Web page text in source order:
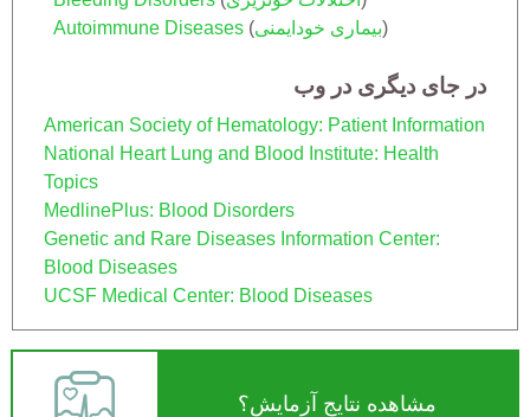
Autoimmune Diseases (بیماری خودایمنی)
در جای دیگری در وب
American Society of Hematology: Patient Information
National Heart Lung and Blood Institute: Health
Topics
MedlinePlus: Blood Disorders
Genetic and Rare Diseases Information Center:
Blood Diseases
UCSF Medical Center: Blood Diseases
مشاهده نتایج آزمایش؟